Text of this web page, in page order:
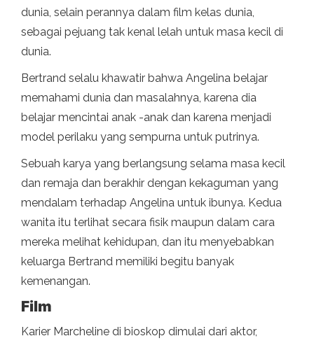
dunia, selain perannya dalam film kelas dunia,
sebagai pejuang tak kenal lelah untuk masa kecil di
dunia.
Bertrand selalu khawatir bahwa Angelina belajar
memahami dunia dan masalahnya, karena dia
belajar mencintai anak -anak dan karena menjadi
model perilaku yang sempurna untuk putrinya.
Sebuah karya yang berlangsung selama masa kecil
dan remaja dan berakhir dengan kekaguman yang
mendalam terhadap Angelina untuk ibunya. Kedua
wanita itu terlihat secara fisik maupun dalam cara
mereka melihat kehidupan, dan itu menyebabkan
keluarga Bertrand memiliki begitu banyak
kemenangan.
Film
Karier Marcheline di bioskop dimulai dari aktor,